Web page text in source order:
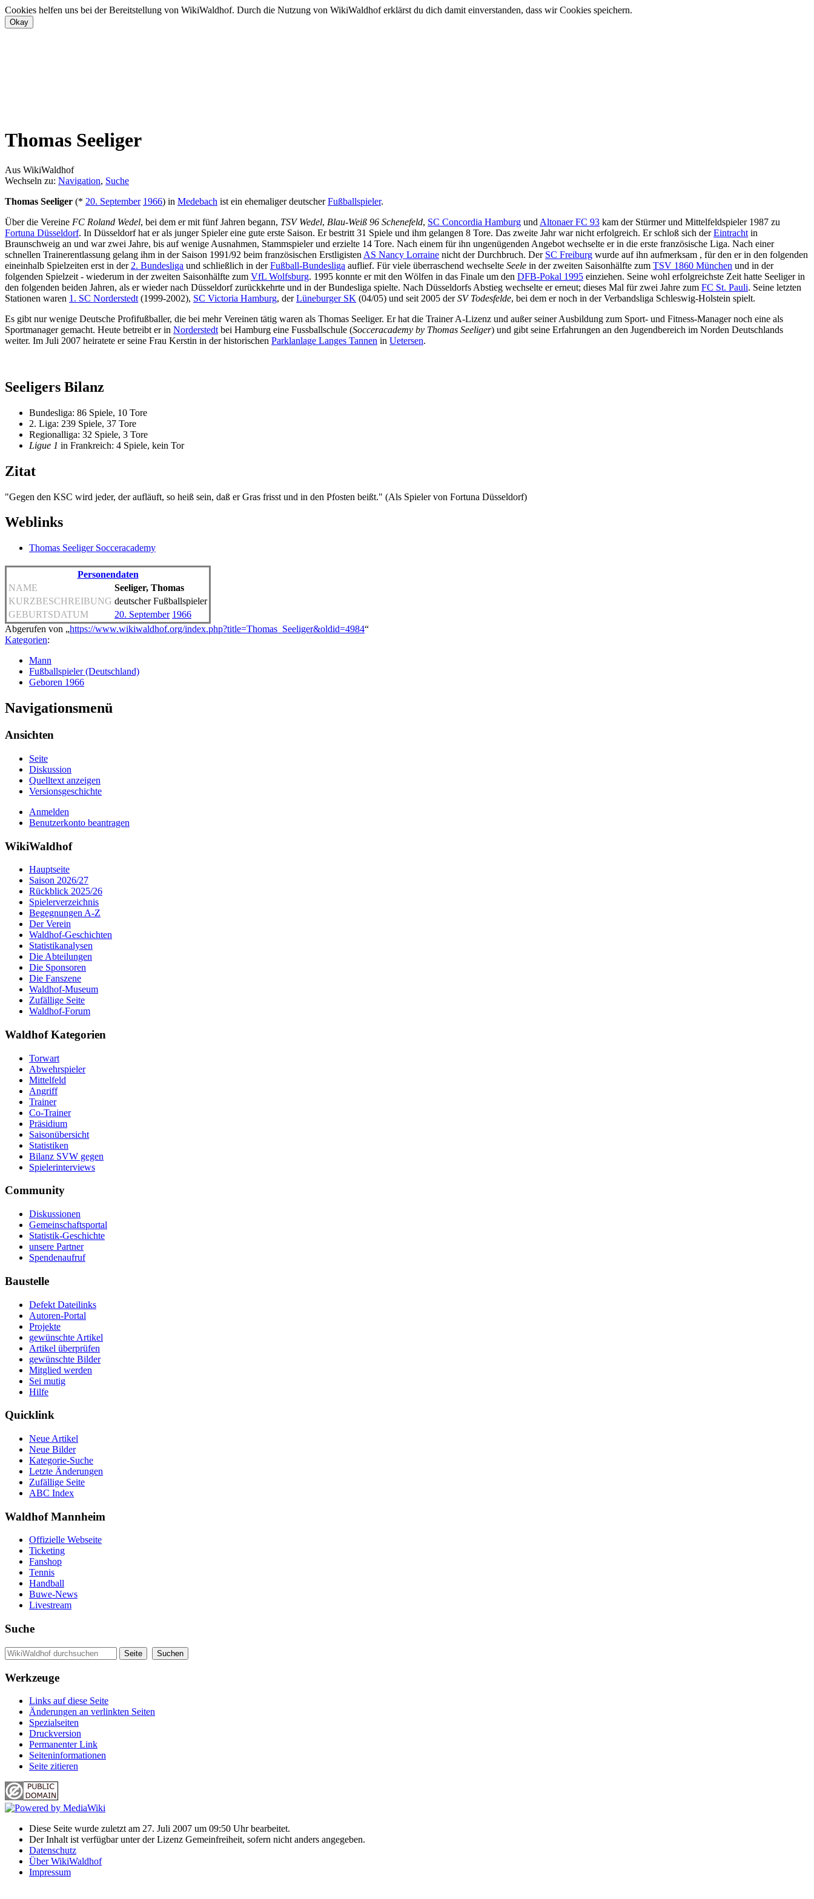
Cookies helfen uns bei der Bereitstellung von WikiWaldhof. Durch die Nutzung von WikiWaldhof erklärst du dich damit einverstanden, dass wir Cookies speichern.
Thomas Seeliger
Aus WikiWaldhof
Wechseln zu: Navigation, Suche
Thomas Seeliger (* 20. September 1966) in Medebach ist ein ehemaliger deutscherFußballspieler.
Über die Vereine FC Roland Wedel, bei dem er mit fünf Jahren begann, TSV Wedel, Blau-Weiß 96 Schenefeld, SC Concordia Hamburg und Altonaer FC 93 kam der Stürmer und Mittelfeldspieler 1987 zu
Fortuna Düsseldorf. In Düsseldorf hat er als junger Spieler eine gute erste Saison. Er bestritt 31 Spiele und ihm gelangen 8 Tore. Das zweite Jahr war nicht erfolgreich. Er schloß sich derEintracht in
Braunschweig an und war zwei Jahre, bis auf wenige Ausnahmen, Stammspieler und erzielte 14 Tore. Nach einem für ihn ungenügenden Angebot wechselte er in die erste französische Liga. Nach einer
schnellen Trainerentlassung gelang ihm in der Saison 1991/92 beim französischen Erstligisten AS Nancy Lorraine nicht der Durchbruch. Der SC Freiburg wurde auf ihn aufmerksam , für den er in den folgenden
eineinhalb Spielzeiten erst in der 2. Bundesliga und schließlich in derFußball-Bundesliga auflief. Für viele überraschend wechselte Seele in der zweiten Saisonhälfte zum TSV 1860 München und in der
folgenden Spielzeit - wiederum in der zweiten Saisonhälfte zum VfL Wolfsburg. 1995 konnte er mit den Wölfen in das Finale um den DFB-Pokal 1995 einziehen. Seine wohl erfolgreichste Zeit hatte Seeliger in
den folgenden beiden Jahren, als er wieder nach Düsseldorf zurückkehrte und in der Bundesliga spielte. Nach Düsseldorfs Abstieg wechselte er erneut; dieses Mal für zwei Jahre zum FC St. Pauli. Seine letzten
Stationen waren 1. SC Norderstedt (1999-2002), SC Victoria Hamburg, derLüneburger SK (04/05) und seit 2005 derSV Todesfelde, bei dem er noch in der Verbandsliga Schleswig-Holstein spielt.
Es gibt nur wenige Deutsche Profifußballer, die bei mehr Vereinen tätig waren als Thomas Seeliger. Er hat die Trainer A-Lizenz und außer seiner Ausbildung zum Sport- und Fitness-Manager noch eine als
Sportmanager gemacht. Heute betreibt er in Norderstedt bei Hamburg eine Fussballschule (Socceracademy by Thomas Seeliger) und gibt seine Erfahrungen an den Jugendbereich im Norden Deutschlands
weiter. Im Juli 2007 heiratete er seine Frau Kerstin in der historischen Parklanlage Langes Tannen in Uetersen.
Seeligers Bilanz
Bundesliga: 86 Spiele, 10 Tore
2. Liga: 239 Spiele, 37 Tore
Regionalliga: 32 Spiele, 3 Tore
Ligue 1 in Frankreich: 4 Spiele, kein Tor
Zitat
"Gegen den KSC wird jeder, der aufläuft, so heiß sein, daß er Gras frisst und in den Pfosten beißt." (Als Spieler von Fortuna Düsseldorf)
Weblinks
Thomas Seeliger Socceracademy
Personendaten
NAME
Seeliger, Thomas
KURZBESCHREIBUNG deutscher Fußballspieler
GEBURTSDATUM
20. September 1966
Abgerufen von „https://www.wikiwaldhof.org/index.php?title=Thomas_Seeliger&oldid=4984“
Kategorien:
Mann
Fußballspieler (Deutschland)
Geboren 1966
Navigationsmenü
Ansichten
Seite
Diskussion
Quelltext anzeigen
Versionsgeschichte
Anmelden
Benutzerkonto beantragen
WikiWaldhof
Hauptseite
Saison 2026/27
Rückblick 2025/26
Spielerverzeichnis
Begegnungen A-Z
Der Verein
Waldhof-Geschichten
Statistikanalysen
Die Abteilungen
Die Sponsoren
Die Fanszene
Waldhof-Museum
Zufällige Seite
Waldhof-Forum
Waldhof Kategorien
Torwart
Abwehrspieler
Mittelfeld
Angriff
Trainer
Co-Trainer
Präsidium
Saisonübersicht
Statistiken
Bilanz SVW gegen
Spielerinterviews
Community
Diskussionen
Gemeinschaftsportal
Statistik-Geschichte
unsere Partner
Spendenaufruf
Baustelle
Defekt Dateilinks
Autoren-Portal
Projekte
gewünschte Artikel
Artikel überprüfen
gewünschte Bilder
Mitglied werden
Sei mutig
Hilfe
Quicklink
Neue Artikel
Neue Bilder
Kategorie-Suche
Letzte Änderungen
Zufällige Seite
ABC Index
Waldhof Mannheim
Offizielle Webseite
Ticketing
Fanshop
Tennis
Handball
Buwe-News
Livestream
Suche
Werkzeuge
Links auf diese Seite
Änderungen an verlinkten Seiten
Spezialseiten
Druckversion
Permanenter Link
Seiten­informationen
Seite zitieren
Diese Seite wurde zuletzt am 27. Juli 2007 um 09:50 Uhr bearbeitet.
Der Inhalt ist verfügbar unter der Lizenz Gemeinfreiheit, sofern nicht anders angegeben.
Datenschutz
Über WikiWaldhof
Impressum